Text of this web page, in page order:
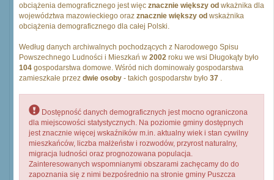
obciążenia demograficznego jest więc znacznie większy od wkażnika dla
województwa mazowieckiego oraz znacznie większy od wskażnika
obciążenia demograficznego dla całej Polski.
Według danych archiwalnych pochodzących z Narodowego Spisu
Powszechnego Ludności i Mieszkań w 2002 roku we wsi Długokąty było
104 gospodarstwa domowe. Wśród nich dominowały gospodarstwa
zamieszkałe przez dwie osoby - takich gospodarstw było 37 .
Dostępność danych demograficznych jest mocno ograniczona
dla miejscowości statystycznych. Na poziomie gminy dostępnych
jest znacznie więcej wskaźników m.in. aktualny wiek i stan cywilny
mieszkańców, liczba małżeństw i rozwodów, przyrost naturalny,
migracja ludności oraz prognozowana populacja.
Zainteresowanych wspomnianymi obszarami zachęcamy do do
zapoznania się z nimi bezpośrednio na stronie gminy Puszcza